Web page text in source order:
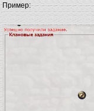
Пример: